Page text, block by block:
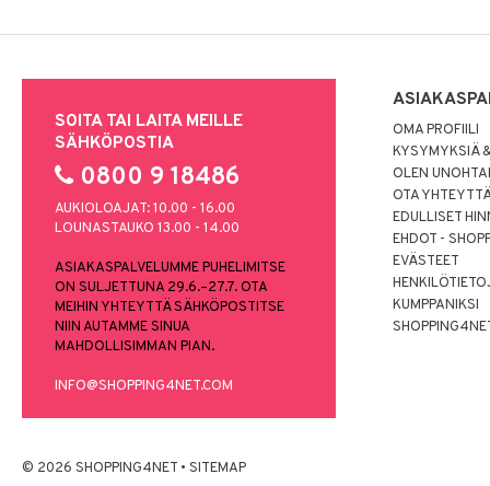
SOITA TAI LAITA MEILLE
SÄHKÖPOSTIA
0800 9 18486
AUKIOLOAJAT: 10.00 - 16.00
LOUNASTAUKO 13.00 - 14.00
ASIAKASPALVELUMME PUHELIMITSE
ON SULJETTUNA 29.6.–27.7. OTA
MEIHIN YHTEYTTÄ SÄHKÖPOSTITSE
NIIN AUTAMME SINUA
MAHDOLLISIMMAN PIAN.
INFO@SHOPPING4NET.COM
OMA PROFIILI
KYSYMYKSIÄ
OLEN
OTA
EDULLISET
EHDOT -
EVÄSTEET
KUMPPANIKSI
© 2026 SHOPPING4NET • SITEMAP